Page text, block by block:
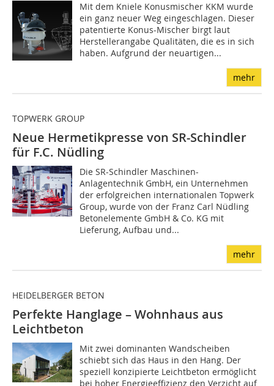
Mit dem Kniele Konusmischer KKM wurde
ein ganz neuer Weg eingeschlagen. Dieser
patentierte Konus-Mischer birgt laut
Herstellerangabe Qualitäten, die es in sich
haben. Aufgrund der neuartigen...
mehr
TOPWERK GROUP
Neue Hermetikpresse von SR-Schindler
für F.C. Nüdling
Die SR-Schindler Maschinen-
Anlagentechnik GmbH, ein Unternehmen
der erfolgreichen internationalen Topwerk
Group, wurde von der Franz Carl Nüdling
Betonelemente GmbH & Co. KG mit
Lieferung, Aufbau und...
mehr
HEIDELBERGER BETON
Perfekte Hanglage – Wohnhaus aus
Leichtbeton
Mit zwei dominanten Wandscheiben
schiebt sich das Haus in den Hang. Der
speziell konzipierte Leichtbeton ermöglicht
bei hoher Energieeffizienz den Verzicht auf